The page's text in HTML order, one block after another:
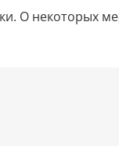
О некоторых